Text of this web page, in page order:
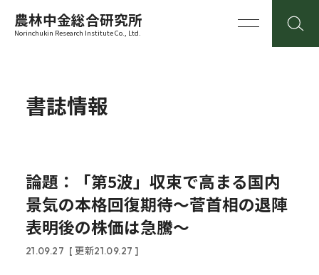
農林中金総合研究所
Norinchukin Research Institute Co., Ltd.
書誌情報
論題：「第5波」収束で高まる国内
景気の本格回復期待～菅首相の退陣
表明後の株価は急騰～
21.09.27 [ 更新21.09.27 ]